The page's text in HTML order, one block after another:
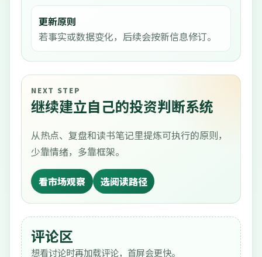
更新原则
若事实或数据变化，后续会按新信息修订。
NEXT STEP
继续建立自己的投资判断系统
从热点、复盘和读书笔记里提炼可执行的原则，
少靠情绪，多靠框架。
看市场观察 选阅读路径
评论区
想看讨论时再加载评论，首屏会更快。